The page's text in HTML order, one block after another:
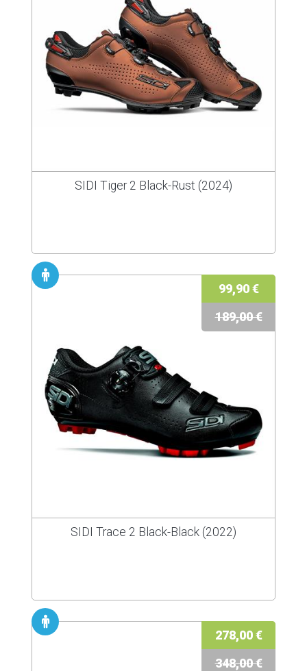
SIDI Tiger 2 Black-Rust (2024)
99,90 €
189,00 €
SIDI Trace 2 Black-Black (2022)
278,00 €
348,00 €